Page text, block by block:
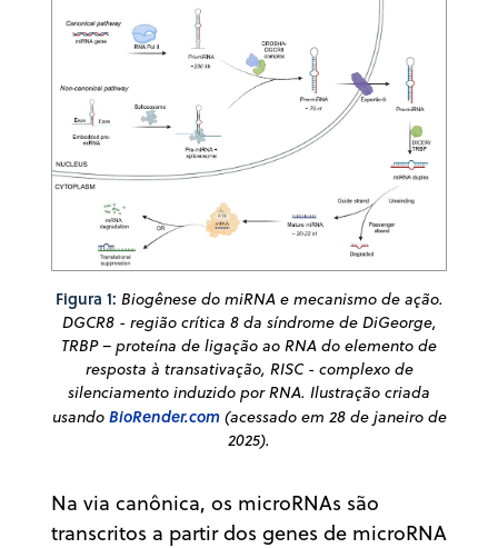
Figura 1: Biogênese do miRNA e mecanismo de ação.
DGCR8 - região crítica 8 da síndrome de DiGeorge,
TRBP – proteína de ligação ao RNA do elemento de
resposta à transativação, RISC - complexo de
silenciamento induzido por RNA. Ilustração criada
usandoBioRender.com(acessado em 28 de janeiro de
2025).
Na via canônica, os microRNAs são
transcritos a partir dos genes de microRNA